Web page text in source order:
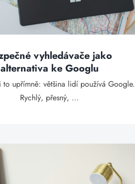
vyhledávače jako
alternativa ke Googlu
to upřímně: většina lidí používá Google.
Rychlý, přesný, ...